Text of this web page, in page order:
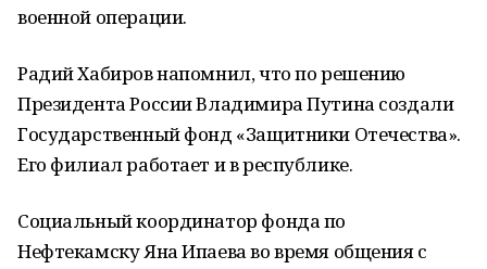
военной операции.
Радий Хабиров напомнил, что по решению
Президента России Владимира Путина создали
Государственный фонд «Защитники Отечества».
Его филиал работает и в республике.
Социальный координатор фонда по
Нефтекамску Яна Ипаева во время общения с